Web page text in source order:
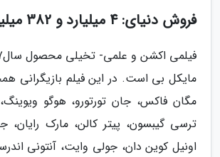
فروش دنیای: 4 میلیارد و 382 میلیون دلار
مایکل بی است. در این فیلم بازیگرانی
مگان فاکس، جان تورتورو، هوگو
ترسی گیبسون، پیتر کالن، مارک
اونیل کوین دان، جولی وایت، آنتونی